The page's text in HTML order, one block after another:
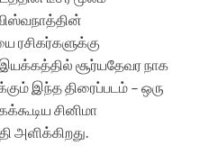
ரசிகர்களுக்கு
சூர்யதேவர நாக
இந்த திரைப்படம் – ஒரு
சினிமா
அளிக்கிறது.